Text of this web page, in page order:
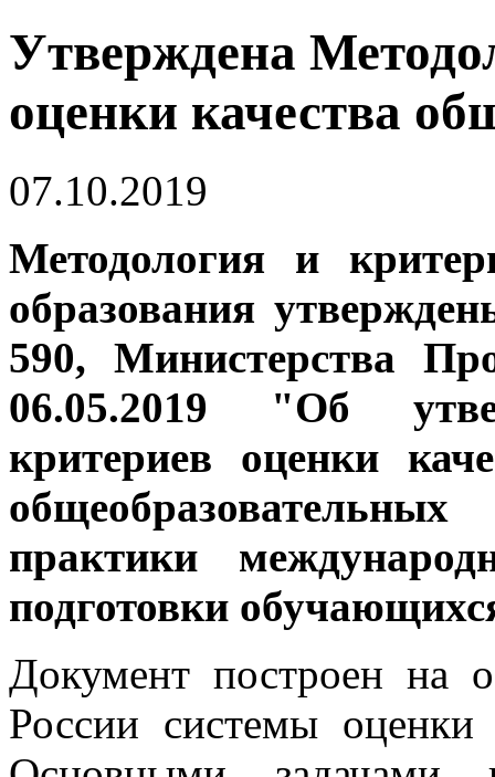
Утверждена
оценки качества
07.10.2019
Методология и
образования
590, Министерства
06.05.2019 "Об
критериев оценки
практики
подготовки
Документ построен на
России системы оценки